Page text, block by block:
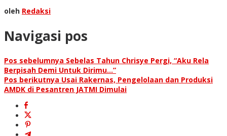
oleh Redaksi
Navigasi pos
Pos sebelumnya Sebelas Tahun Chrisye Pergi, “Aku Rela
Berpisah Demi Untuk Dirimu…”
Pos berikutnya Usai Rakernas, Pengelolaan dan Produksi
AMDK di Pesantren JATMI Dimulai